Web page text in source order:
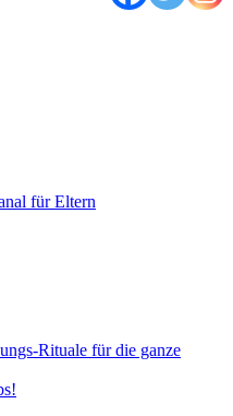
für Eltern
Rituale für die ganze